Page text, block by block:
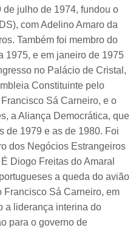
de julho de 1974, fundou o
com Adelino Amaro da
Também foi membro do
1975, e em janeiro de 1975
no Palácio de Cristal,
Constituinte pelo
Sá Carneiro, e o
a Aliança Democrática, que
de 1979 e as de 1980. Foi
dos Negócios Estrangeiros
Diogo Freitas do Amaral
a queda do avião
Francisco Sá Carneiro, em
a liderança interina do
para o governo de